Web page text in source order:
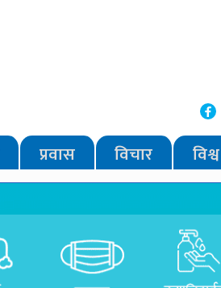
प्रवास विचार विश्व